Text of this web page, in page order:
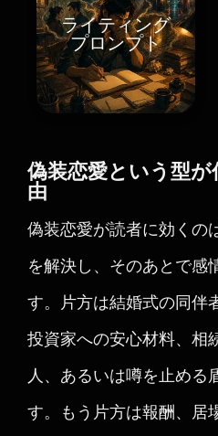
ライティング
プロンプト
偽装恋愛という型
由
偽装恋愛が読者に効くの
を解決し、そのあとで感
す。片方は結婚式の同伴
投資家への安心材料、相
人、あるいは噂を止める
す。もう片方は報酬、居